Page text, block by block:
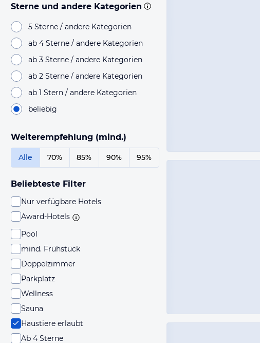
Sterne und andere Kategorien
5 Sterne / andere Kategorien
ab 4 Sterne / andere Kategorien
ab 3 Sterne / andere Kategorien
ab 2 Sterne / andere Kategorien
ab 1 Stern / andere Kategorien
beliebig
Weiterempfehlung (mind.)
Alle 70% 85% 90% 95%
Beliebteste Filter
Nur verfügbare Hotels
Award-Hotels
Pool
mind. Frühstück
Doppelzimmer
Parkplatz
Wellness
Sauna
Haustiere erlaubt
Ab 4 Sterne